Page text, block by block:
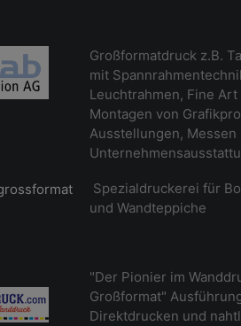
Großformatdruck z.B.
mit
Leuchtrahmen, Fine
Montagen von
Ausstellungen, Messen
Spezialdruckerei für
und Wandteppiche
"Der Pionier im
Großformat"
Direktdrucken und